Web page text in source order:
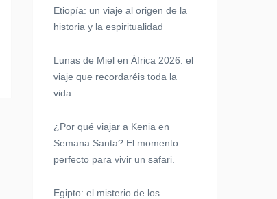
Etiopía: un viaje al origen de la
historia y la espiritualidad
Lunas de Miel en África 2026: el
viaje que recordaréis toda la
vida
¿Por qué viajar a Kenia en
Semana Santa? El momento
perfecto para vivir un safari.
Egipto: el misterio de los